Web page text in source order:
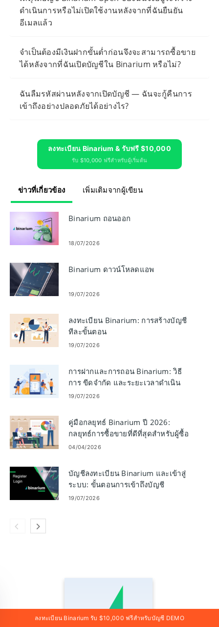
ดำเนินการหรือไม่เปิดใช้งานหลังจากที่ฉันยืนยัน
อีเมลแล้ว
จำเป็นต้องมีเงินฝากขั้นต่ำก่อนจึงจะสามารถซื้อขาย
ได้หลังจากที่ฉันเปิดบัญชีใน Binarium หรือไม่?
ฉันลืมรหัสผ่านหลังจากเปิดบัญชี — ฉันจะกู้คืนการ
เข้าถึงอย่างปลอดภัยได้อย่างไร?
ลงทะเบียน Binarium & รับฟรี $10,000
รับ $10,000 ฟรีสำหรับผู้เริ่มต้น
ข่าวที่เกี่ยวข้อง เพิ่มเติมจากผู้เขียน
Binarium ถอนออก
18/07/2026
Binarium ดาวน์โหลดแอพ
19/07/2026
ลงทะเบียน Binarium: การสร้างบัญชี
ทีละขั้นตอน
19/07/2026
การฝากและการถอน Binarium: วิธี
การ ขีดจำกัด และระยะเวลาดำเนิน
การ
19/07/2026
คู่มือกลยุทธ์ Binarium ปี 2026:
กลยุทธ์การซื้อขายที่ดีที่สุดสำหรับผู้ซื้อ
ขายรายใหม่
04/04/2026
บัญชีลงทะเบียน Binarium และเข้าสู่
ระบบ: ขั้นตอนการเข้าถึงบัญชี
19/07/2026
ลงทะเบียน Binarium รับ $10,000 ฟรีสำหรับบัญชี DEMO